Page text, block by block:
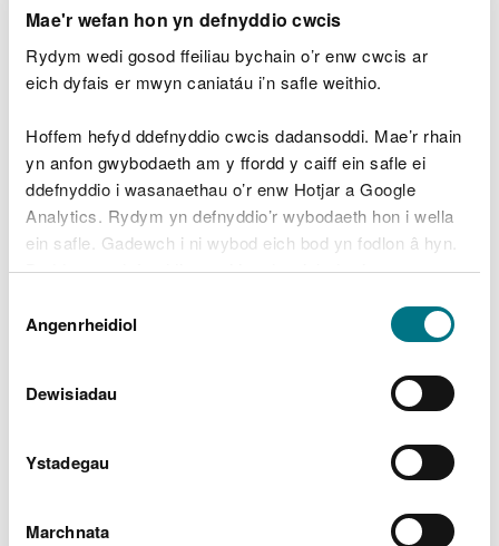
Mae'r wefan hon yn defnyddio cwcis
Rydym wedi gosod ffeiliau bychain o’r enw cwcis ar
eich dyfais er mwyn caniatáu i’n safle weithio.
Hoffem hefyd ddefnyddio cwcis dadansoddi. Mae’r rhain
yn anfon gwybodaeth am y ffordd y caiff ein safle ei
ddefnyddio i wasanaethau o’r enw Hotjar a Google
Analytics. Rydym yn defnyddio’r wybodaeth hon i wella
ein safle. Gadewch i ni wybod eich bod yn fodlon â hyn.
Byddwn yn defnyddio cwci i gadw eich dewis.
Gellirdarllen mwy am ein cwcis cyn i chi ddewis.
Caniatâd
Angenrheidiol
Dewisiadau
Ystadegau
Marchnata
gwlad, mae angen i ni gymryd y bygythiad
"Er gwaethaf y realiti anodd hwn, mae'n
amddiffyn y rhywogaethau hyn trwy
fuddsoddi cymedrol a gwneud newidiadau
cymharol fach i'r ffordd yr ydym yn rheoli
ein tirweddau.
"Mae'r newidiadau yma’n aml yn ymwneud
ag addasu pan fydd llystyfiant yn cael ei
dorri, rheoli twf llystyfiant diangen, neu
yn eu lle. Mae'r adroddiad Rhywogaethau
mewn Perygl yn rhoi'r fframwaith i ni
"Gyda thri chwarter y rhywogaethau hyn
eisoes ar safleoedd gwarchodedig, mae
gennym y fframwaith i weithredu."